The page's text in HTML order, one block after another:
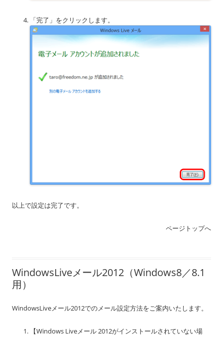
「完了」をクリックします。
以上で設定は完了です。
ページトップへ
WindowsLiveメール2012（Windows8／8.1
用）
WindowsLiveメール2012でのメール設定方法をご案内いたします。
【Windows Liveメール 2012がインストールされていない場